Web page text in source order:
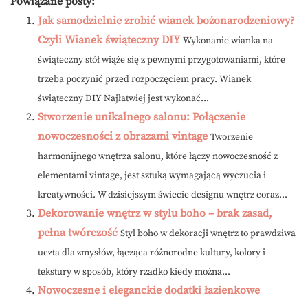
Jak samodzielnie zrobić wianek bożonarodzeniowy?
Czyli Wianek świąteczny DIY Wykonanie wianka na
świąteczny stół wiąże się z pewnymi przygotowaniami, które
trzeba poczynić przed rozpoczęciem pracy. Wianek
świąteczny DIY Najłatwiej jest wykonać...
Stworzenie unikalnego salonu: Połączenie
nowoczesności z obrazami vintage Tworzenie
harmonijnego wnętrza salonu, które łączy nowoczesność z
elementami vintage, jest sztuką wymagającą wyczucia i
kreatywności. W dzisiejszym świecie designu wnętrz coraz...
Dekorowanie wnętrz w stylu boho – brak zasad,
pełna twórczość Styl boho w dekoracji wnętrz to prawdziwa
uczta dla zmysłów, łącząca różnorodne kultury, kolory i
tekstury w sposób, który rzadko kiedy można...
Nowoczesne i eleganckie dodatki łazienkowe